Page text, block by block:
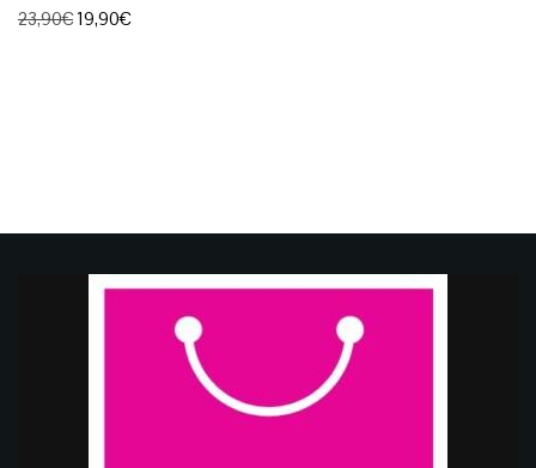
23,90€ 19,90€